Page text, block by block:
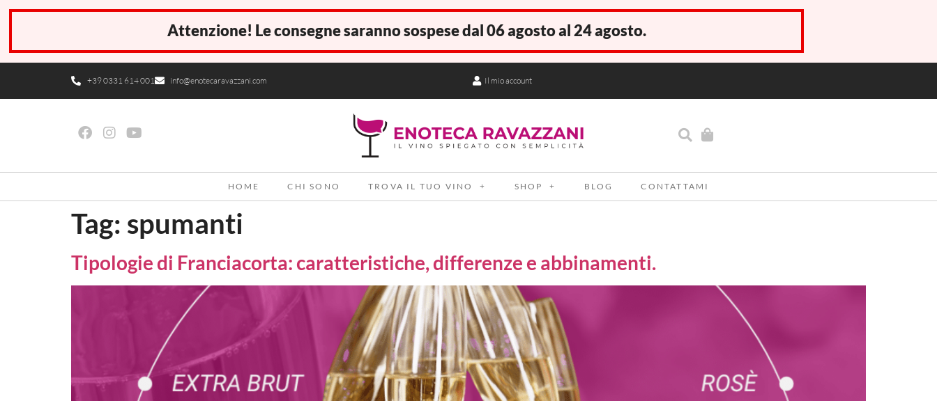
Attenzione! Le consegne saranno sospese dal 06 agosto al 24 agosto.
+39 0331 614 001 info@enotecaravazzani.com Il mio account
HOME CHI SONO TROVA IL TUO VINO SHOP BLOG CONTATTAMI
Tag: spumanti
Tipologie di Franciacorta: caratteristiche, differenze e abbinamenti.